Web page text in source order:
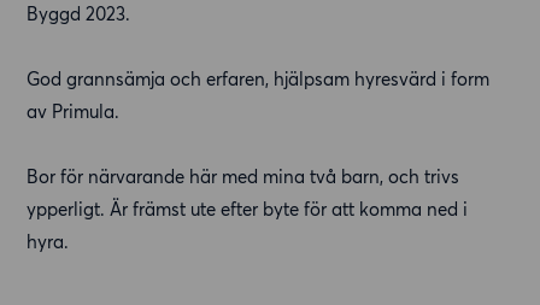
Byggd 2023.
God grannsämja och erfaren, hjälpsam hyresvärd i form
av Primula.
Bor för närvarande här med mina två barn, och trivs
ypperligt. Är främst ute efter byte för att komma ned i
hyra.